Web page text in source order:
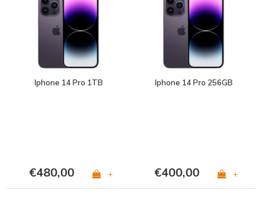
Iphone 14 Pro 1TB
€480,00 +
Iphone 14 Pro 256GB
€400,00 +